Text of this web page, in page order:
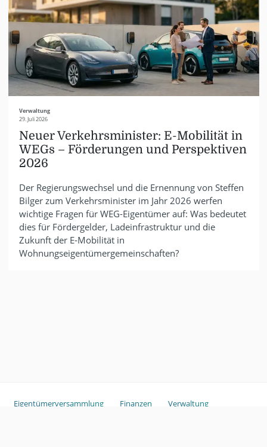
Verwaltung
29. Juli 2026
Neuer Verkehrsminister: E-Mobilität in
WEGs – Förderungen und Perspektiven
2026
Der Regierungswechsel und die Ernennung von Steffen
Bilger zum Verkehrsminister im Jahr 2026 werfen
wichtige Fragen für WEG-Eigentümer auf: Was bedeutet
dies für Fördergelder, Ladeinfrastruktur und die
Zukunft der E-Mobilität in
Wohnungseigentümergemeinschaften?
Eigentümerversammlung Finanzen
Verwaltung